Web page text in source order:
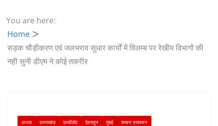
You are here:
Home
सड़क चौड़ीकरण एवं जलभराव सुधार कार्यों में विलम्ब पर रेखीय विभागों की
नही सुनी डीएम ने कोई तकरीर
आपदा उत्तराखंड एमडीडीए देहरादून मुंबई शासन प्रशासन